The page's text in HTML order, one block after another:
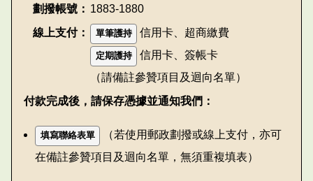
劃撥帳號： 1883-1880
線上支付：
單筆護持 信用卡、超商繳費
定期護持
信用卡、簽帳卡
（請備註參贊項目及迴向名單）
付款完成後，請保存憑據並通知我們：
填寫聯絡表單
（若使用郵政劃撥或線上支付，亦可
在備註參贊項目及迴向名單，無須重複填表）